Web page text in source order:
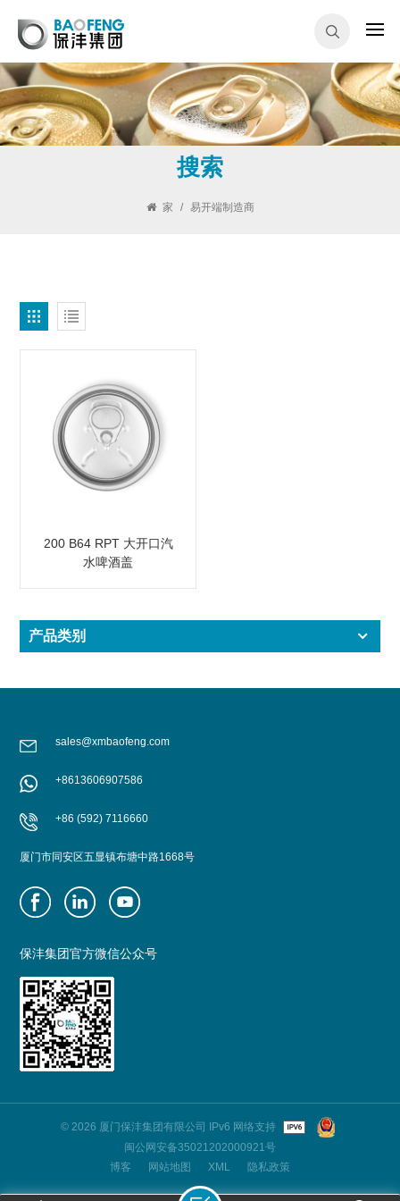
搜索
家 / 易开端制造商
200 B64 RPT 大开口汽
水啤酒盖
产品类别
sales@xmbaofeng.com
+8613606907586
+86 (592) 7116660
厦门市同安区五显镇布塘中路1668号
保沣集团官方微信公众号
© 2026 厦门保沣集团有限公司 IPv6 网络支持
闽公网安备35021202000921号
博客
网站地图 XML 隐私政策